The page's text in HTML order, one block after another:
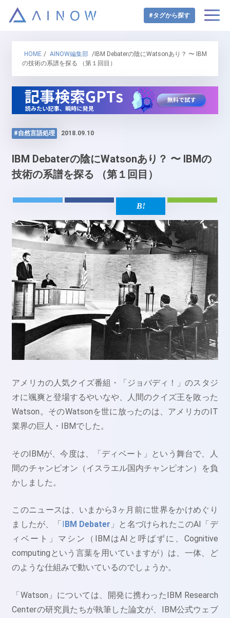
#タグから探す
HOME / AINOW編集部 /IBM Debaterの陰にWatsonあり？ 〜 IBM
の技術の系譜を探る （第１回目）
#自然言語処理 2018.09.10
IBM Debaterの陰にWatsonあり？ 〜 IBMの
技術の系譜を探る （第１回目）
アメリカの人気クイズ番組・「ジョバディ！」のスタジ
オに颯爽と登場するやいなや、人間のクイズ王を敗った
Watson。そのWatsonを世に放ったのは、アメリカのIT
業界の巨人・IBMでした。
そのIBMが、今度は、「ディベート」という舞台で、人
間のチャンピオン（イスラエル国内チャンピオン）を負
かしました。
このニュースは、いまから3ヶ月前に世界をかけめぐり
ましたが、「
BM Debater 」と名づけられたこのAI「デ
ィベート」マシン（IBMはAIと呼ばずに、Cognitive
computingという言葉を用いていますが）は、一体、ど
のような仕組みで動いているのでしょうか。
「Watson」については、開発に携わったIBM Research
Centerの研究員たちが執筆した論文が、IBM公式ウェブ